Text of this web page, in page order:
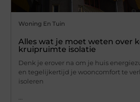
Woning En Tuin
Alles wat je moet weten over
kruipruimte isolatie
Denk je erover na om je huis
en tegelijkertijd je wooncomfort te
isoleren